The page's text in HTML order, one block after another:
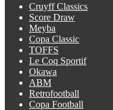
Cruyff Classics
Score Draw
Meyba
Copa Classic
TOFFS
Le Coq Sportif
Okawa
ABM
Retrofootball
Copa Football